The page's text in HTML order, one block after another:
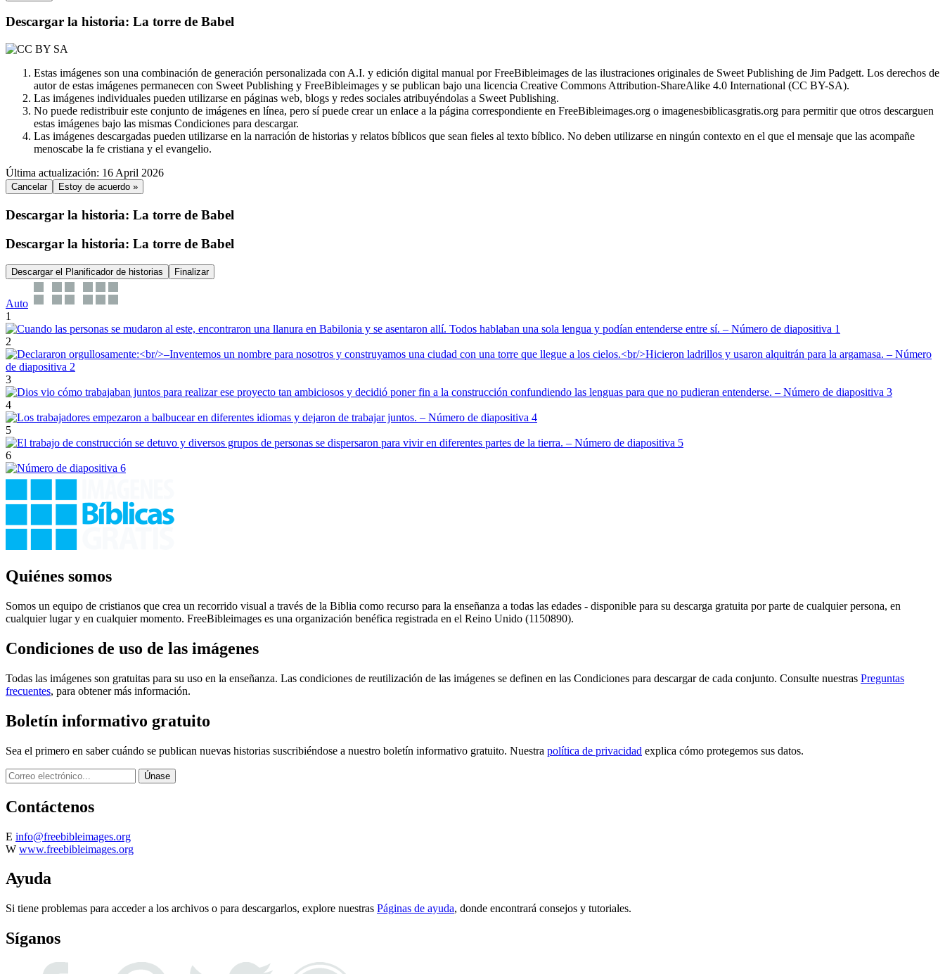
Descargar la historia: La torre de Babel
Estas imágenes son una combinación de generación personalizada con A.I. y edición digital manual por FreeBibleimages de las ilustraciones originales de Sweet Publishing de Jim Padgett. Los derechos de
autor de estas imágenes permanecen con Sweet Publishing y FreeBibleimages y se publican bajo una licencia Creative Commons Attribution-ShareAlike 4.0 International (CC BY-SA).
Las imágenes individuales pueden utilizarse en páginas web, blogs y redes sociales atribuyéndolas a Sweet Publishing.
No puede redistribuir este conjunto de imágenes en línea, pero sí puede crear un enlace a la página correspondiente en FreeBibleimages.org o imagenesbiblicasgratis.org para permitir que otros descarguen
estas imágenes bajo las mismas Condiciones para descargar.
Las imágenes descargadas pueden utilizarse en la narración de historias y relatos bíblicos que sean fieles al texto bíblico. No deben utilizarse en ningún contexto en el que el mensaje que las acompañe
menoscabe la fe cristiana y el evangelio.
Última actualización: 16 April 2026
Cancelar Estoy de acuerdo »
Descargar la historia: La torre de Babel
Descargar la historia: La torre de Babel
Descargar el Planificador de historias Finalizar
Auto
1
2
3
4
5
6
Quiénes somos
Somos un equipo de cristianos que crea un recorrido visual a través de la Biblia como recurso para la enseñanza a todas las edades - disponible para su descarga gratuita por parte de cualquier persona, en
cualquier lugar y en cualquier momento. FreeBibleimages es una organización benéfica registrada en el Reino Unido (1150890).
Condiciones de uso de las imágenes
Todas las imágenes son gratuitas para su uso en la enseñanza. Las condiciones de reutilización de las imágenes se definen en las Condiciones para descargar de cada conjunto. Consulte nuestras Preguntas
frecuentes, para obtener más información.
Boletín informativo gratuito
Sea el primero en saber cuándo se publican nuevas historias suscribiéndose a nuestro boletín informativo gratuito. Nuestra política de privacidad explica cómo protegemos sus datos.
Contáctenos
E info@freebibleimages.org
W www.freebibleimages.org
Ayuda
Si tiene problemas para acceder a los archivos o para descargarlos, explore nuestras Páginas de ayuda, donde encontrará consejos y tutoriales.
Síganos